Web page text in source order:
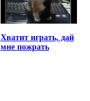
Хватит играть, дай
мне пожрать